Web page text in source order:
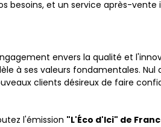
besoins, et un service après-vente
envers la qualité et
à ses valeurs fondamentales.
clients désireux de faire
l'émission "L'Éco d'Ici" de